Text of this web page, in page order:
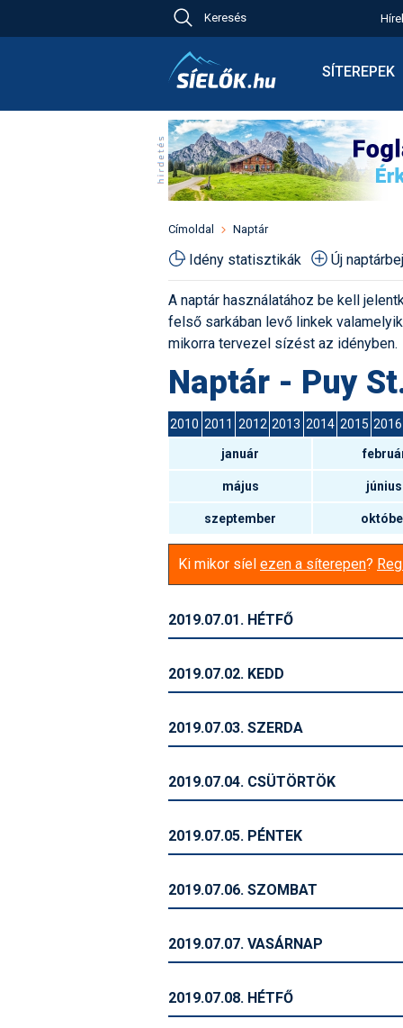
Keresés
SÍTEREPEK
Síbérletárak
Toplista
Havazás
Webkamerák
Fotók
Címoldal Naptár
Idény statisztikák Új
A naptár használatához be kell
felső sarkában levő linkek
mikorra tervezel sízést az idényben.
Naptár - Puy
2010 2011 2012 2013 2014 2015 2016
január
május június
szeptember
Ki mikor síel ezen a síterepen?
2019.07.01. HÉTFŐ
2019.07.02. KEDD
2019.07.03. SZERDA
2019.07.04. CSÜTÖRTÖK
2019.07.05. PÉNTEK
2019.07.06. SZOMBAT
2019.07.07. VASÁRNAP
2019.07.08. HÉTFŐ